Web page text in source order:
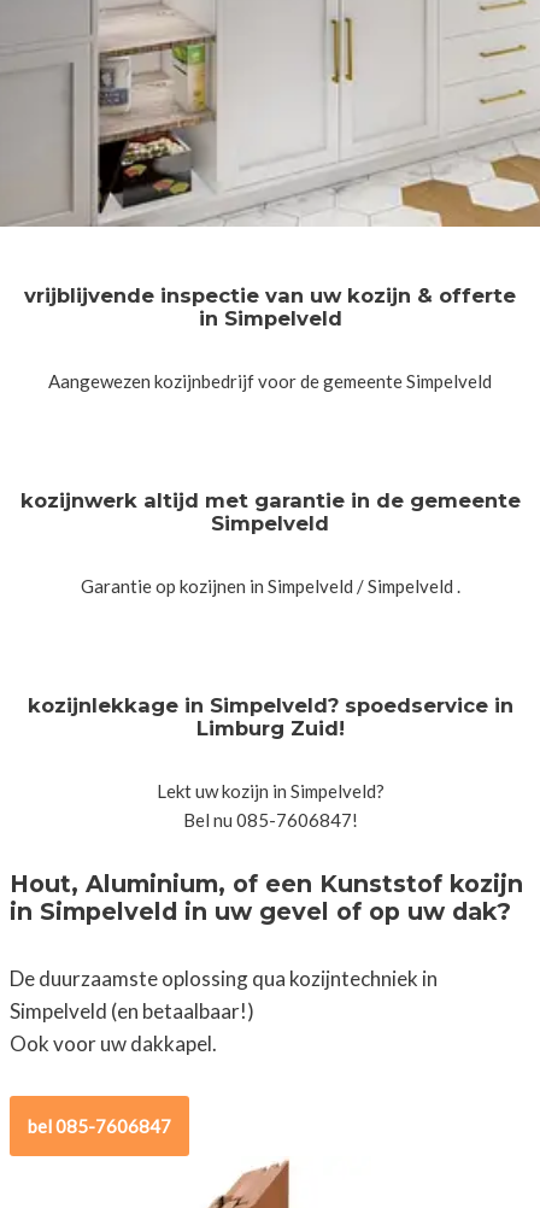
vrijblijvende inspectie van uw kozijn & offerte
in Simpelveld
Aangewezen kozijnbedrijf voor de gemeente Simpelveld
kozijnwerk altijd met garantie in de gemeente
Simpelveld
Garantie op kozijnen in Simpelveld / Simpelveld .
kozijnlekkage in Simpelveld? spoedservice in
Limburg Zuid!
Lekt uw kozijn in Simpelveld?
Bel nu 085-7606847!
Hout, Aluminium, of een Kunststof kozijn
in Simpelveld in uw gevel of op uw dak?
De duurzaamste oplossing qua kozijntechniek in
Simpelveld (en betaalbaar!)
Ook voor uw dakkapel.
bel 085-7606847